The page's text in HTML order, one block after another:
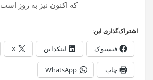
که اکنون نیز به روز است
اشتراک‌گذاری این:
فیسبوک لینکداین X
چاپ WhatsApp